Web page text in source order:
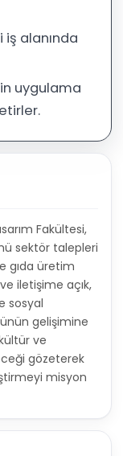
alanında
uygulama
Fakültesi,
sektör talepleri
gıda üretim
iletişime açık,
sosyal
gelişimine
ve
gözeterek
misyon